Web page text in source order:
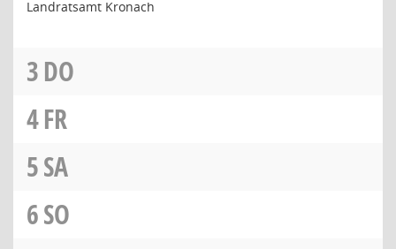
Landratsamt Kronach
3DO
4FR
5SA
6SO